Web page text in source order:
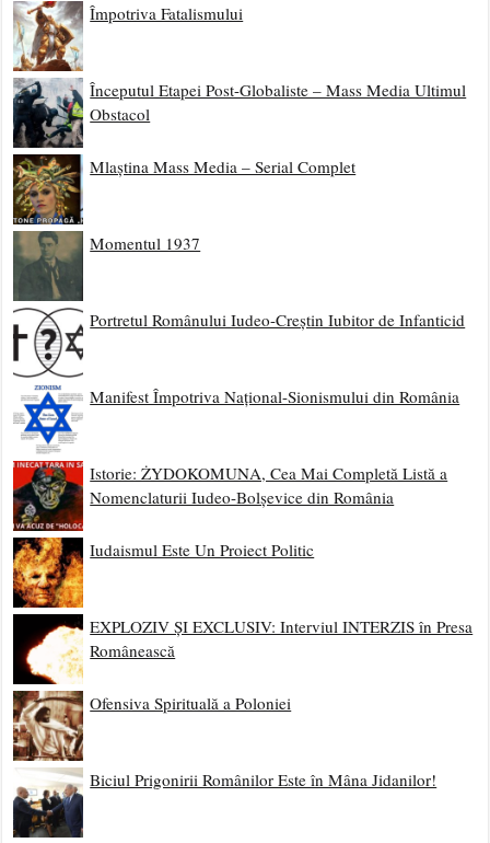
Împotriva Fatalismului
Începutul Etapei Post-Globaliste – Mass Media Ultimul
Obstacol
Mlaștina Mass Media – Serial Complet
Momentul 1937
Portretul Românului Iudeo-Creștin Iubitor de Infanticid
Manifest Împotriva Național-Sionismului din România
Istorie: ŻYDOKOMUNA, Cea Mai Completă Listă a
Nomenclaturii Iudeo-Bolșevice din România
Iudaismul Este Un Proiect Politic
EXPLOZIV ȘI EXCLUSIV: Interviul INTERZIS în Presa
Românească
Ofensiva Spirituală a Poloniei
Biciul Prigonirii Românilor Este în Mâna Jidanilor!